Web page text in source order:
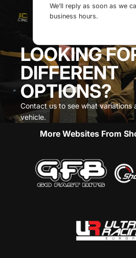
We’ll reply as soon as we
business hours.
LOOKING
DIFFERENT
OPTIONS?
Contact us to see what variations
vehicle.
More Websites From